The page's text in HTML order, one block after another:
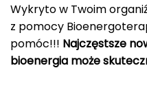
Wykryto w Twoim
z pomocy
pomóc!!! Najczęstsze
bioenergia może